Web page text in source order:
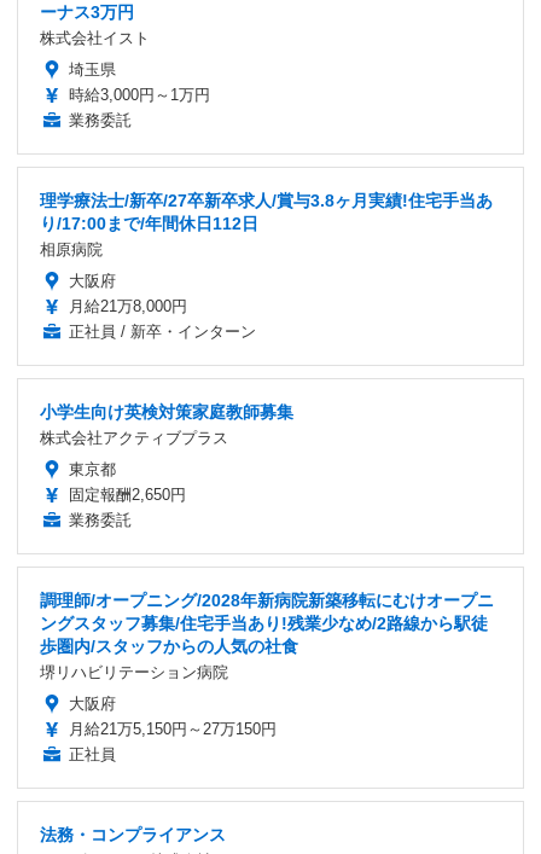
ーナス3万円
株式会社イスト
埼玉県
時給3,000円～1万円
業務委託
理学療法士/新卒/27卒新卒求人/賞与3.8ヶ月実績!住宅手当あ
り/17:00まで/年間休日112日
相原病院
大阪府
月給21万8,000円
正社員 / 新卒・インターン
小学生向け英検対策家庭教師募集
株式会社アクティブプラス
東京都
固定報酬2,650円
業務委託
調理師/オープニング/2028年新病院新築移転にむけオープニ
ングスタッフ募集/住宅手当あり!残業少なめ/2路線から駅徒
歩圏内/スタッフからの人気の社食
堺リハビリテーション病院
大阪府
月給21万5,150円～27万150円
正社員
法務・コンプライアンス